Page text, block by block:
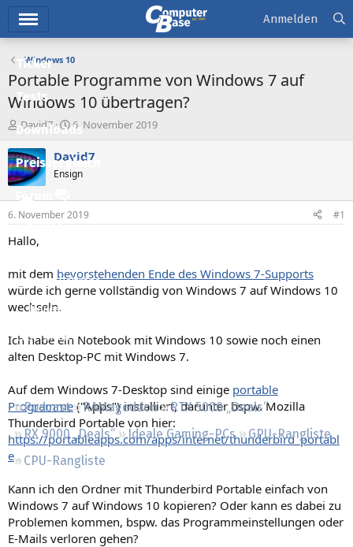
Ticker
Tests
Downloads
Preisvergleich
Forum
Aktuelles
Neue Beiträge
Neueste Aktivitäten
Leserartikel
Regeln
Podcast RAMageddon
RTX 5000 „Deals“
RX 9000 „Deals“
Ideale Gaming-PCs
GPU-Rangliste
CPU-Rangliste
Anmelden
Windows 10
Portable Programme von Windows 7 auf
Windows 10 übertragen?
E
r
s
t
e
l
e
r
David7
E
r
s
e
l
t
6. November 2019
David7
Ensign
6. November 2019 #1
Hallo,
mit dem bevorstehenden Ende des Windows 7-Supports
würde ich gerne vollständig von Windows 7 auf Windows 10
wechseln.
Ich habe ein Notebook mit Windows 10 sowie noch einen
alten Desktop-PC mit Windows 7.
Auf dem Windows 7-Desktop sind einige portable
Programme("Apps") installiert, darunter bspw. Mozilla
Thunderbird Portable von hier:
https://portableapps.com/apps/internet/thunderbird_portabl
e.
Kann ich den Ordner mit Thunderbird Portable einfach von
Windows 7 auf Windows 10 kopieren? Oder kann es dabei zu
Problemen kommen, bspw. das Programmeinstellungen oder
E-Mails verloren gehen?